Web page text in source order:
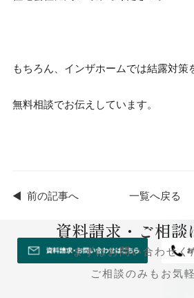
もちろん、インザホームでは結露対策
無料相談でお伝えしています。
◀ 前の記事へ 一覧へ戻る
資料請求・ご相談
まずはお問い合わせく
ご相談のみもお気軽